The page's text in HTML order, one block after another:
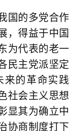
的多党合作
，得益于中国
为代表的老一
民主党派坚定
来的革命实践
社会主义思想
显其为确立中
协商制度打下